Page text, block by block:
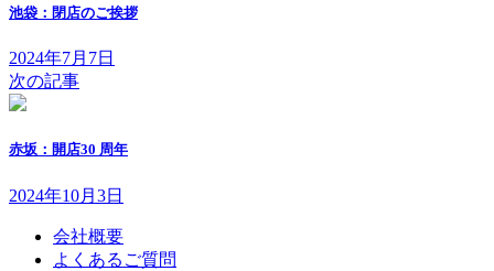
池袋：閉店のご挨拶
2024年7月7日
次の記事
赤坂：開店30 周年
2024年10月3日
会社概要
よくあるご質問